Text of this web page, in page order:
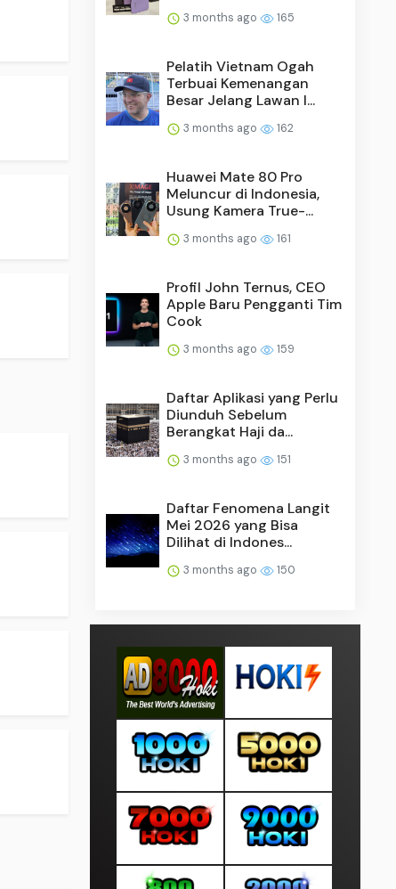
3 months ago 165
Pelatih Vietnam Ogah
Terbuai Kemenangan
Besar Jelang Lawan I...
3 months ago 162
Huawei Mate 80 Pro
Meluncur di Indonesia,
Usung Kamera True-...
3 months ago 161
Profil John Ternus, CEO
Apple Baru Pengganti Tim
Cook
3 months ago 159
Daftar Aplikasi yang Perlu
Diunduh Sebelum
Berangkat Haji da...
3 months ago 151
Daftar Fenomena Langit
Mei 2026 yang Bisa
Dilihat di Indones...
3 months ago 150